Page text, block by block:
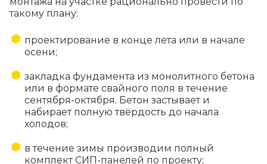
такому плану:
проектирование в конце лета или в начале
осени;
закладка фундамента из монолитного бетона
или в формате свайного поля в течение
сентября-октября. Бетон застывает и
набирает полную твёрдость до начала
холодов;
в течение зимы производим полный
комплект СИП-панелей по проекту;